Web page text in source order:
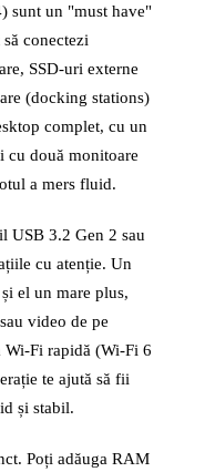
sunt un "must have"
conectezi
SSD-uri externe
(docking stations)
complet, cu un
cu două monitoare
a mers fluid.
USB 3.2 Gen 2 sau
cu atenție. Un
el un mare plus,
video de pe
Wi-Fi rapidă (Wi-Fi 6
te ajută să fii
și stabil.
Poți adăuga RAM